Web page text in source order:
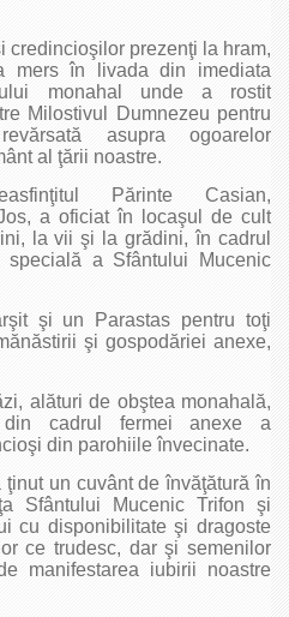
prezenţi la hram,
mers în livada din imediata
monahal unde a rostit
Milostivul Dumnezeu pentru
asupra ogoarelor
al ţării noastre.
Părinte Casian,
a oficiat în locaşul de cult
la vii şi la grădini, în cadrul
a Sfântului Mucenic
şi un Parastas pentru toţi
şi gospodăriei anexe,
alături de obştea monahală,
cadrul fermei anexe a
din parohiile învecinate.
un cuvânt de învăţătură în
Sfântului Mucenic Trifon şi
cu disponibilitate şi dragoste
ce trudesc, dar şi semenilor
manifestarea iubirii noastre